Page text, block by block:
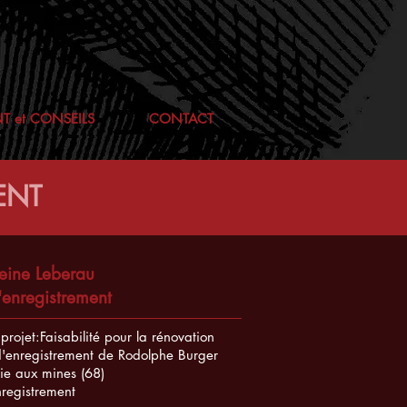
et CONSEILS CONTACT
Leberau
pour la rénovation
de Rodolphe Burger
aux mines (68)